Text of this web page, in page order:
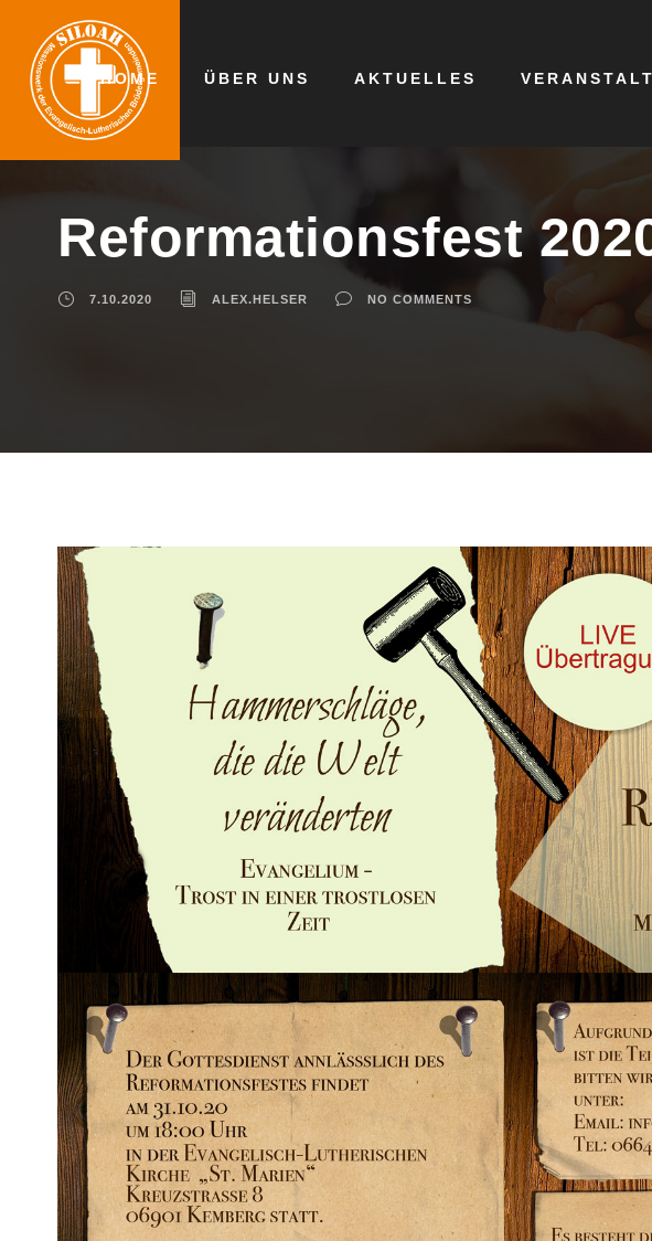
HOME ÜBER UNS AKTUELLES
Reformationsfest
7.10.2020 ALEX.HELSER NO COMMENTS